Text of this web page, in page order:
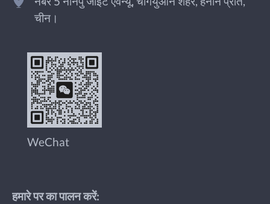
चीन।
WeChat
हमारे पर का पालन करें: